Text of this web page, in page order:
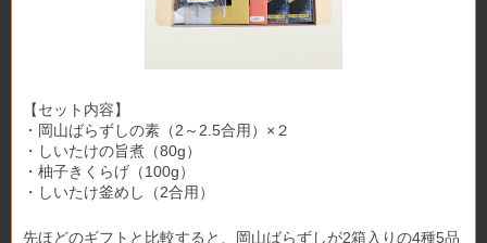
【セット内容】
・岡山ばらずしの素（2～2.5合用）×２
・しいたけの旨煮（80g）
・柚子きくらげ（100g）
・しいたけ釜めし（2合用）
先ほどのギフトと比較すると、岡山ばらずしが2箱入りの4種5品